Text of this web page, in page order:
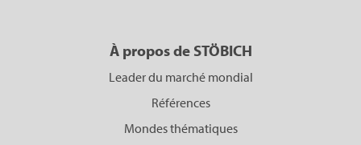
À propos de STÖBICH
Leader du marché mondial
Références
Mondes thématiques